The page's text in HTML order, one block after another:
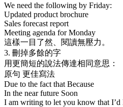
We need the following by Friday:
Updated product brochure
Sales forecast report
Meeting agenda for Monday
這樣一目了然、閱讀無壓力。
3. 刪掉多餘的字
用更簡短的說法傳達相同意思：
原句 更佳寫法
Due to the fact that Because
In the near future Soon
I am writing to let you know that